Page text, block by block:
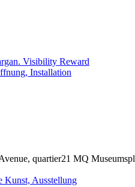
Visibility Reward
Installation
quartier21 MQ
Kunst, Ausstellung